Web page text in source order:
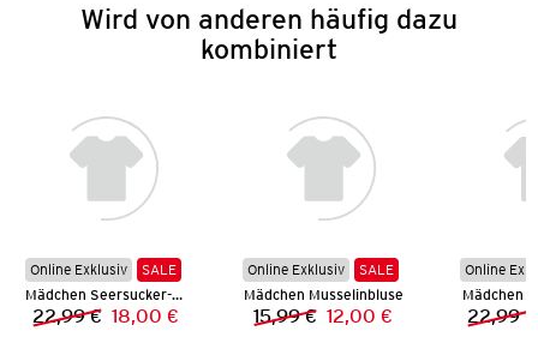
Wird von anderen häufig dazu
kombiniert
Online Exklusiv
SALE
Mädchen Seersucker-Kleid
Vorheriger Preis:
22,99 € Neuer Preis:
18,00 €
Online Exklusiv
SALE
Mädchen Musselinbluse
Vorheriger Preis:
15,99 € Neuer Preis:
12,00 €
Online
Mädchen
22,99 €